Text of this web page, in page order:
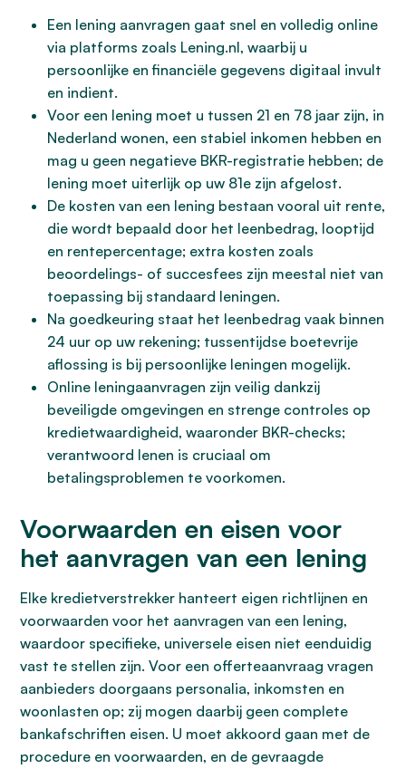
Een lening aanvragen gaat snel en volledig online
via platforms zoals Lening.nl, waarbij u
persoonlijke en financiële gegevens digitaal invult
en indient.
Voor een lening moet u tussen 21 en 78 jaar zijn, in
Nederland wonen, een stabiel inkomen hebben en
mag u geen negatieve BKR-registratie hebben; de
lening moet uiterlijk op uw 81e zijn afgelost.
De kosten van een lening bestaan vooral uit rente,
die wordt bepaald door het leenbedrag, looptijd
en rentepercentage; extra kosten zoals
beoordelings- of succesfees zijn meestal niet van
toepassing bij standaard leningen.
Na goedkeuring staat het leenbedrag vaak binnen
24 uur op uw rekening; tussentijdse boetevrije
aflossing is bij persoonlijke leningen mogelijk.
Online leningaanvragen zijn veilig dankzij
beveiligde omgevingen en strenge controles op
kredietwaardigheid, waaronder BKR-checks;
verantwoord lenen is cruciaal om
betalingsproblemen te voorkomen.
Voorwaarden en eisen voor
het aanvragen van een lening
Elke kredietverstrekker hanteert eigen richtlijnen en
voorwaarden voor het aanvragen van een lening,
waardoor specifieke, universele eisen niet eenduidig
vast te stellen zijn. Voor een offerteaanvraag vragen
aanbieders doorgaans personalia, inkomsten en
woonlasten op; zij mogen daarbij geen complete
bankafschriften eisen. U moet akkoord gaan met de
procedure en voorwaarden, en de gevraagde